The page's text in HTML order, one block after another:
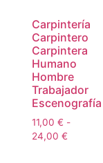
Carpintería
Carpintero
Carpintera
Humano
Hombre
Trabajador
Escenografía
11,00 € -
24,00 €